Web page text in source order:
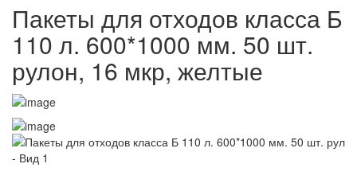
Пакеты для отходов класса Б
110 л. 600*1000 мм. 50 шт.
рулон, 16 мкр, желтые